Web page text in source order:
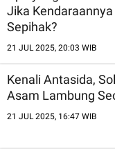
Jika
Sepihak?
21 JUL 2025, 20:03 WIB
Kenali Antasida,
Asam Lambung
21 JUL 2025, 16:47 WIB